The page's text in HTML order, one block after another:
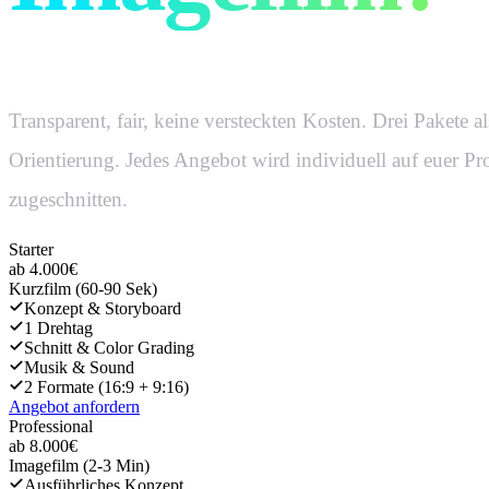
Transparent, fair, keine versteckten Kosten. Drei Pakete
Orientierung. Jedes Angebot wird individuell auf euer
zugeschnitten.
Starter
ab 4.000€
Kurzfilm (60-90 Sek)
Konzept & Storyboard
1 Drehtag
Schnitt & Color Grading
Musik & Sound
2 Formate (16:9 + 9:16)
Angebot anfordern
Professional
ab 8.000€
Imagefilm (2-3 Min)